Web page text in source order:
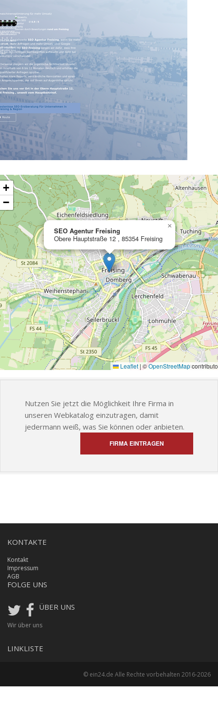
map…
SEO Agentur Freising
Obere Hauptstraße 12 , 85354 Freising
×
+
−
Leaflet | ©OpenStreetMap
Nutzen Sie jetzt die Möglichkeit Ihre Firma in
unseren Webkatalog einzutragen, damit
jedermann weiß, was Sie können oder anbieten.
FIRMA EINTRAGEN
KONTAKTE
Kontakt
Impressum
AGB
FOLGE UNS
ÜBER UNS
Wir über uns
LINKLISTE
© ein24.de Alle Rechte vorbehalten 2016-2026